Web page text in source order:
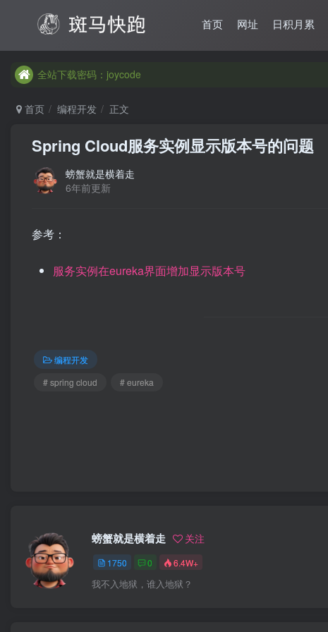
首页 网址 日积月累
全站下载密码：joycode
首页 编程开发 正文
Spring Cloud服务实例显示版本号的问题
螃蟹就是横着走
6年前更新
参考：
服务实例在eureka界面增加显示版本号
编程开发
# spring cloud
# eureka
螃蟹就是横着走 关注
1750 0 6.4W+
我不入地狱，谁入地狱？